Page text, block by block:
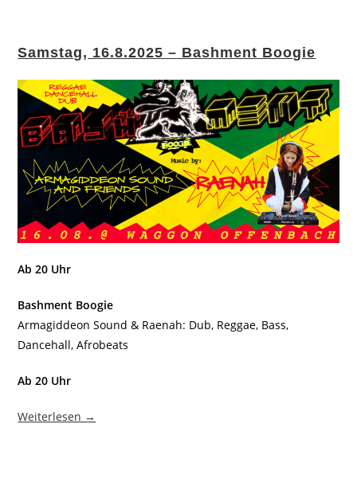
Samstag, 16.8.2025 – Bashment Boogie
Ab 20 Uhr
Bashment Boogie
Armagiddeon Sound & Raenah: Dub, Reggae, Bass,
Dancehall, Afrobeats
Ab 20 Uhr
Weiterlesen →